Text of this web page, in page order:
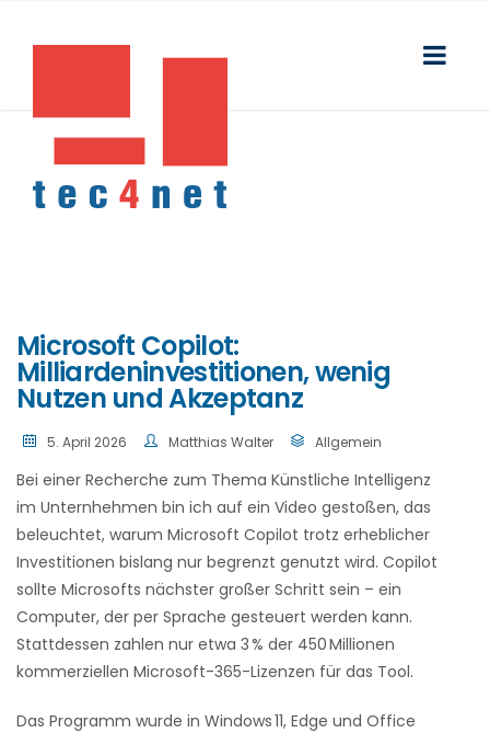
Microsoft Copilot:
Milliardeninvestitionen, wenig
Nutzen und Akzeptanz
5. April 2026 Matthias Walter Allgemein
Bei einer Recherche zum Thema Künstliche Intelligenz
im Unternhehmen bin ich auf ein Video gestoßen, das
beleuchtet, warum Microsoft Copilot trotz erheblicher
Investitionen bislang nur begrenzt genutzt wird. Copilot
sollte Microsofts nächster großer Schritt sein – ein
Computer, der per Sprache gesteuert werden kann.
Stattdessen zahlen nur etwa 3 % der 450 Millionen
kommerziellen Microsoft-365-Lizenzen für das Tool.
Das Programm wurde in Windows 11, Edge und Office